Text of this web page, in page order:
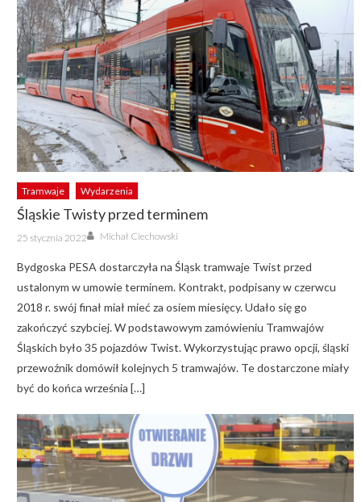
Tramwaje Wydarzenia
Śląskie Twisty przed terminem
Posted
on
25 stycznia 2022 Author
Michał Ciechowski
Bydgoska PESA dostarczyła na Śląsk tramwaje Twist przed
ustalonym w umowie terminem. Kontrakt, podpisany w czerwcu
2018 r. swój finał miał mieć za osiem miesięcy. Udało się go
zakończyć szybciej. W podstawowym zamówieniu Tramwajów
Śląskich było 35 pojazdów Twist. Wykorzystując prawo opcji, śląski
przewoźnik domówił kolejnych 5 tramwajów. Te dostarczone miały
być do końca września […]